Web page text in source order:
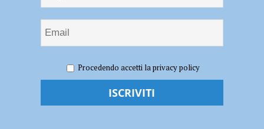
Gianluca Grignani
Procedendo accetti la privacy policy